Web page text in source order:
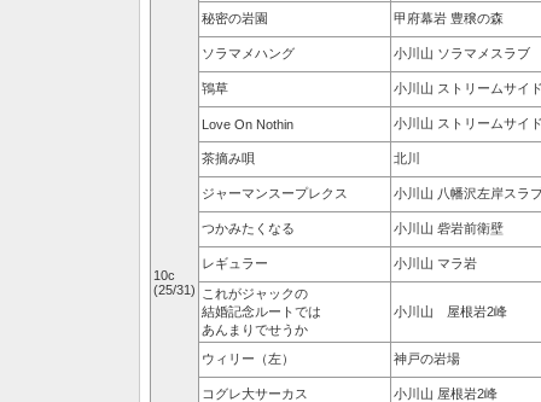
10c
(25/31)
秘密の岩園 甲府幕岩 豊穣の森
ソラマメハング 小川山 ソラマメスラブ
鴇草 小川山 ストリームサイ
Love On Nothin 小川山 ストリームサイ
茶摘み唄 北川
ジャーマンスープレクス 小川山 八幡沢左岸スラ
つかみたくなる 小川山 砦岩前衛壁
レギュラー 小川山 マラ岩
これがジャックの
結婚記念ルートでは
あんまりでせうか
小川山 屋根岩2峰
ウィリー（左） 神戸の岩場
コグレ大サーカス 小川山 屋根岩2峰